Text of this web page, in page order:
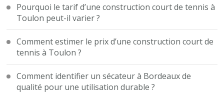
Pourquoi le tarif d’une construction court de tennis à
Toulon peut-il varier ?
Comment estimer le prix d’une construction court de
tennis à Toulon ?
Comment identifier un sécateur à Bordeaux de
qualité pour une utilisation durable ?